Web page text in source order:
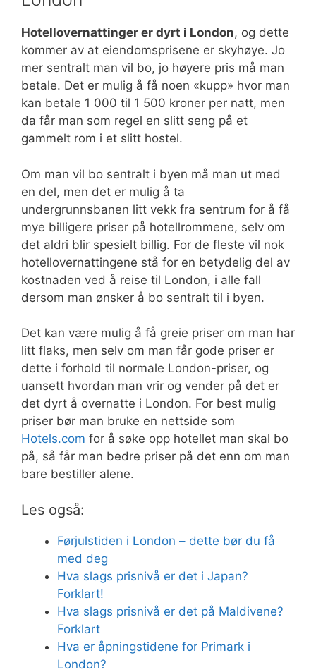
Hotellovernattinger er dyrt i London, og dette
kommer av at eiendomsprisene er skyhøye. Jo
mer sentralt man vil bo, jo høyere pris må man
betale. Det er mulig å få noen «kupp» hvor man
kan betale 1 000 til 1 500 kroner per natt, men
da får man som regel en slitt seng på et
gammelt rom i et slitt hostel.
Om man vil bo sentralt i byen må man ut med
en del, men det er mulig å ta
undergrunnsbanen litt vekk fra sentrum for å få
mye billigere priser på hotellrommene, selv om
det aldri blir spesielt billig. For de fleste vil nok
hotellovernattingene stå for en betydelig del av
kostnaden ved å reise til London, i alle fall
dersom man ønsker å bo sentralt til i byen.
Det kan være mulig å få greie priser om man har
litt flaks, men selv om man får gode priser er
dette i forhold til normale London-priser, og
uansett hvordan man vrir og vender på det er
det dyrt å overnatte i London. For best mulig
priser bør man bruke en nettside som
Hotels.com for å søke opp hotellet man skal bo
på, så får man bedre priser på det enn om man
bare bestiller alene.
Les også:
Førjulstiden i London – dette bør du få
med deg
Hva slags prisnivå er det i Japan?
Forklart!
Hva slags prisnivå er det på Maldivene?
Forklart
Hva er åpningstidene for Primark i
London?